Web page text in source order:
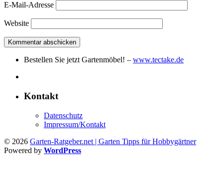
E-Mail-Adresse
Website
Bestellen Sie jetzt Gartenmöbel! – www.tectake.de
Kontakt
Datenschutz
Impressum/Kontakt
© 2026 Garten-Ratgeber.net | Garten Tipps für Hobbygärtner
Powered by WordPress